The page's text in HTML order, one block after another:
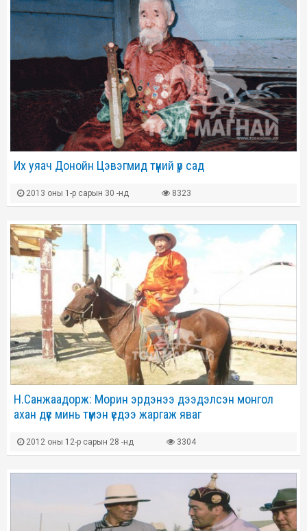
Их уяач Донойн Цэвэгмид түүний үр сад
2013 оны 1-р сарын 30 -нд 8323
Н.Санжаадорж: Морин эрдэнээ дээдэлсэн монгол
ахан дүүс минь түмэн үедээ жаргаж яваг
2012 оны 12-р сарын 28 -нд 3304